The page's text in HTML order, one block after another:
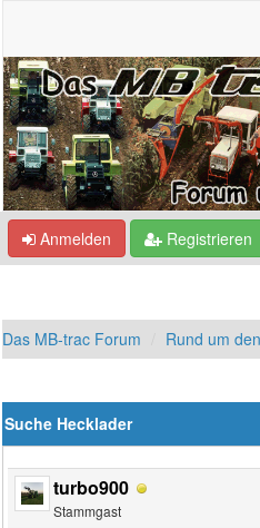
Anmelden Registrieren
Das MB-trac Forum Rund um
Suche Hecklader
turbo900
Stammgast